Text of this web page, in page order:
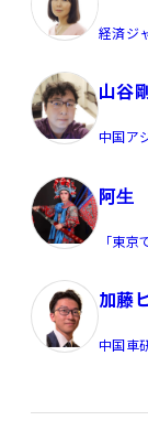
経済ジ
山谷
中国ア
阿生
「東京
加藤
中国車